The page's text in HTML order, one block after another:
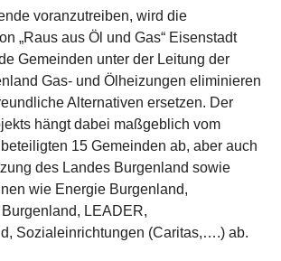
voranzutreiben, wird die
„Raus aus Öl und Gas“ Eisenstadt
Gemeinden unter der Leitung der
Gas- und Ölheizungen eliminieren
Alternativen ersetzen. Der
hängt dabei maßgeblich vom
15 Gemeinden ab, aber auch
des Landes Burgenland sowie
wie Energie Burgenland,
LEADER,
Sozialeinrichtungen (Caritas,….) ab.